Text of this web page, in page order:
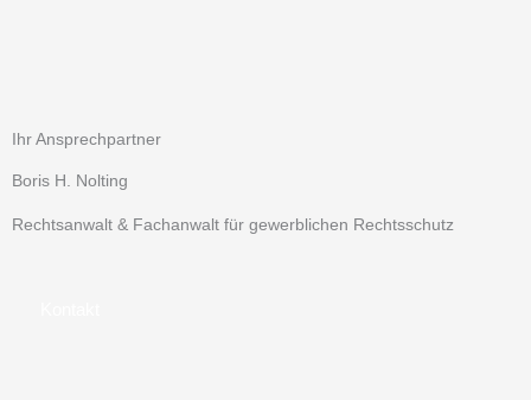
Ihr Ansprechpartner
Boris H. Nolting
Rechtsanwalt & Fachanwalt für gewerblichen Rechtsschutz